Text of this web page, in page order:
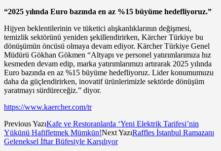
“2025 yılında Euro bazında en az %15 büyüme hedefliyoruz.”
Hijyen beklentilerinin ve tüketici alışkanlıklarının değişmesi,
temizlik sektörünü yeniden şekillendirirken, Kärcher Türkiye bu
dönüşümün öncüsü olmaya devam ediyor. Kärcher Türkiye Genel
Müdürü Gökhan Gökmen “Altyapı ve personel yatırımlarımıza hız
kesmeden devam edip, marka yatırımlarımızı artırarak 2025 yılında
Euro bazında en az %15 büyüme hedefliyoruz. Lider konumumuzu
daha da güçlendirirken, inovatif ürünlerimizle sektörde dönüşüm
yaratmayı sürdüreceğiz.” diyor.
https://www.kaercher.com/tr
Previous YazıKafe ve Restoranlarda ‘Yeni Elektrik Tarifesi’nin
Yükünü Hafifletmek Mümkün!Next YazıRaffles İstanbul Ramazanı
Geleneksel İftar Büfesiyle Karşılıyor